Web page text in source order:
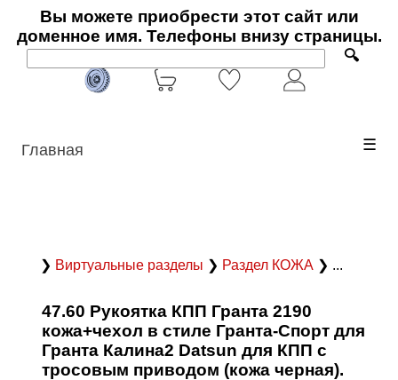
Вы можете приобрести этот сайт или
доменное имя. Телефоны внизу страницы.
🔍
Главная ☰
❯ Виртуальные разделы ❯ Раздел КОЖА ❯ ...
47.60 Рукоятка КПП Гранта 2190
кожа+чехол в стиле Гранта-Спорт для
Гранта Калина2 Datsun для КПП с
тросовым приводом (кожа черная).